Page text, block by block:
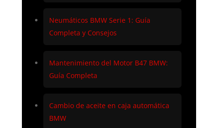
Neumáticos BMW Serie 1: Guía
Completa y Consejos
Mantenimiento del Motor B47 BMW:
Guía Completa
Cambio de aceite en caja automática
BMW